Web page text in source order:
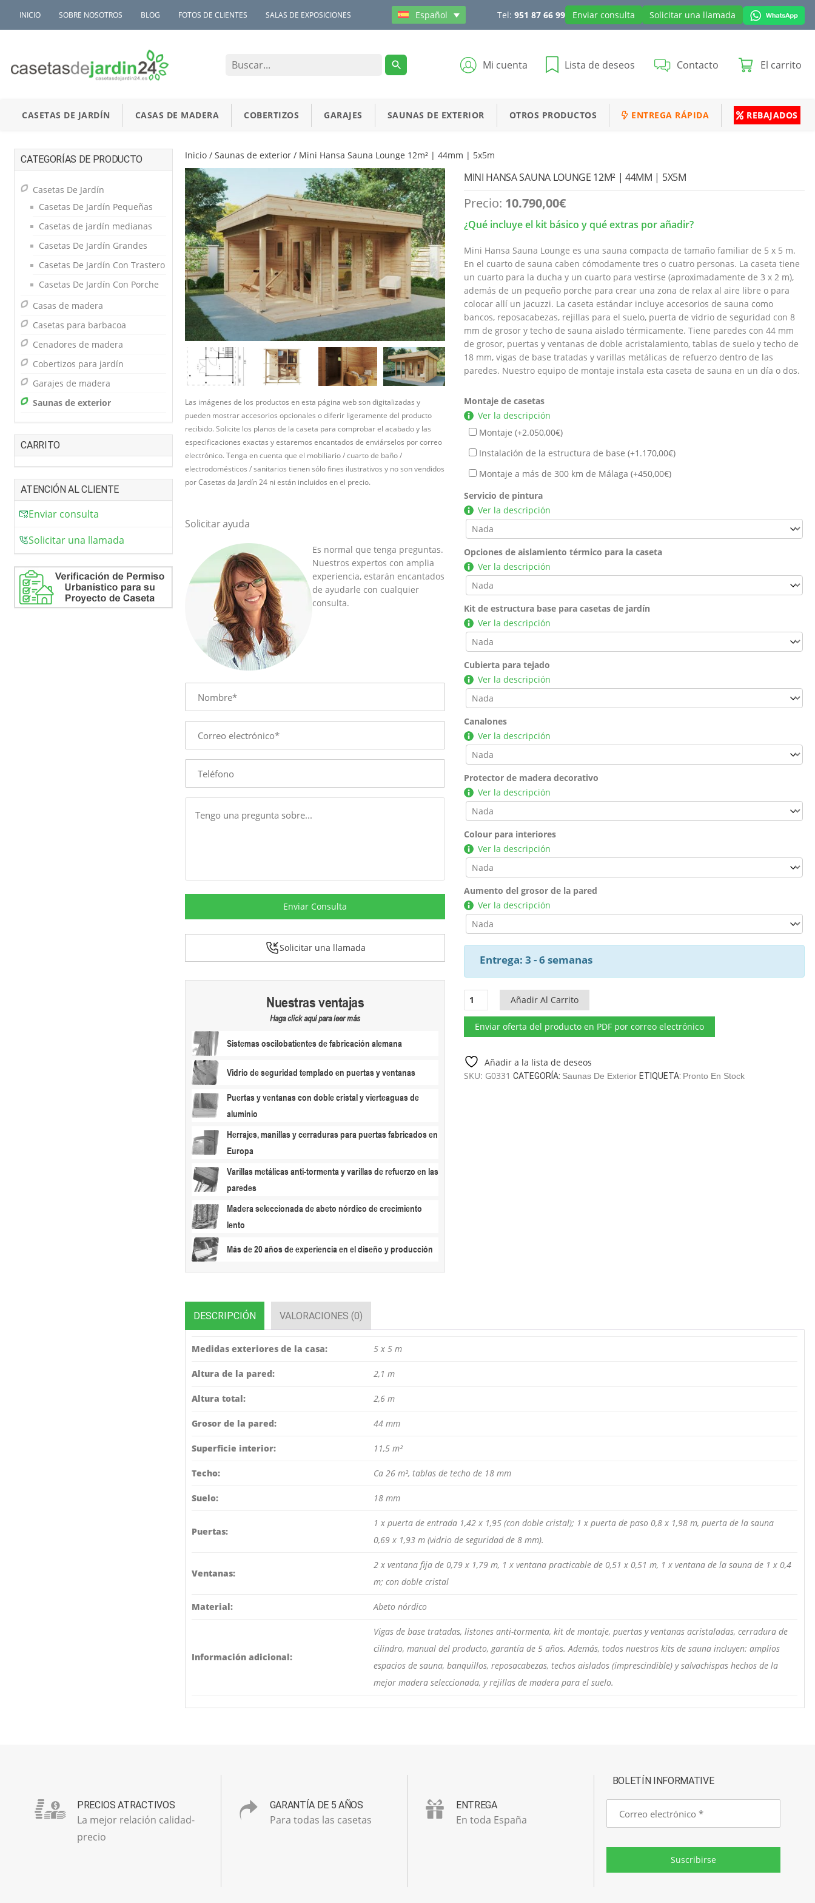
INICIO SOBRE NOSOTROS BLOG FOTOS DE CLIENTES SALAS DE EXPOSICIONES Español Tel: 951 87 66 99 Enviar consulta Solicitar una llamada
Mi cuenta Lista de deseos Contacto El carrito
CASETAS DE JARDÍN CASAS DE MADERA COBERTIZOS GARAJES SAUNAS DE EXTERIOR OTROS PRODUCTOS ENTREGA RÁPIDA REBAJADOS
Inicio /Saunas de exterior / Mini Hansa Sauna Lounge 12m² | 44mm | 5x5m
Las imágenes de los productos en esta página web son digitalizadas y
pueden mostrar accesorios opcionales o diferir ligeramente del producto
recibido. Solicite los planos de la caseta para comprobar el acabado y las
especificaciones exactas y estaremos encantados de enviárselos por correo
electrónico. Tenga en cuenta que el mobiliario / cuarto de baño /
electrodomésticos / sanitarios tienen sólo fines ilustrativos y no son vendidos
por Casetas da Jardín 24 ni están incluidos en el precio.
Solicitar ayuda
Es normal que tenga preguntas.
Nuestros expertos con amplia
experiencia, estarán encantados
de ayudarle con cualquier
consulta.
Name
E-
mail
Phone
Message
Enviar Consulta
Solicitar una llamada
Nuestras ventajas
Haga click aquí para leer más
Sistemas oscilobatientes de fabricación alemana
Vidrio de seguridad templado en puertas y ventanas
Puertas y ventanas con doble cristal y vierteaguas de
aluminio
Herrajes, manillas y cerraduras para puertas fabricados en
Europa
Varillas metálicas anti-tormenta y varillas de refuerzo en las
paredes
Madera seleccionada de abeto nórdico de crecimiento
lento
Más de 20 años de experiencia en el diseño y producción
MINI HANSA SAUNA LOUNGE 12M² | 44MM | 5X5M
Precio: 10.790,00€
¿Qué incluye el kit básico y qué extras por añadir?
Mini Hansa Sauna Lounge es una sauna compacta de tamaño familiar de 5 x 5 m.
En el cuarto de sauna caben cómodamente tres o cuatro personas. La caseta tiene
un cuarto para la ducha y un cuarto para vestirse (aproximadamente de 3 x 2 m),
además de un pequeño porche para crear una zona de relax al aire libre o para
colocar allí un jacuzzi. La caseta estándar incluye accesorios de sauna como
bancos, reposacabezas, rejillas para el suelo, puerta de vidrio de seguridad con 8
mm de grosor y techo de sauna aislado térmicamente. Tiene paredes con 44 mm
de grosor, puertas y ventanas de doble acristalamiento, tablas de suelo y techo de
18 mm, vigas de base tratadas y varillas metálicas de refuerzo dentro de las
paredes. Nuestro equipo de montaje instala esta caseta de sauna en un día o dos.
Montaje de casetas
Ver la descripción
Montaje (+2.050,00€)
Instalación de la estructura de base (+1.170,00€)
Montaje a más de 300 km de Málaga (+450,00€)
Servicio de pintura
Ver la descripción
Opciones de aislamiento térmico para la caseta
Ver la descripción
Kit de estructura base para casetas de jardín
Ver la descripción
Cubierta para tejado
Ver la descripción
Canalones
Ver la descripción
Protector de madera decorativo
Ver la descripción
Colour para interiores
Ver la descripción
Aumento del grosor de la pared
Ver la descripción
Entrega: 3 - 6 semanas
Mini
Hansa
Sauna
Lounge
|
44mm
Añadir Al Carrito
Enviar oferta del producto en PDF por correo electrónico
Añadir a la lista de deseos
SKU: G0331 CATEGORÍA: Saunas De Exterior ETIQUETA: Pronto En Stock
DESCRIPCIÓN VALORACIONES (0)
Medidas exteriores de la casa: 5 x 5 m
Altura de la pared: 2,1 m
Altura total: 2,6 m
Grosor de la pared: 44 mm
Superficie interior: 11,5 m²
Techo: Ca 26 m², tablas de techo de 18 mm
Suelo: 18 mm
Puertas:
1 x puerta de entrada 1,42 x 1,95 (con doble cristal); 1 x puerta de paso 0,8 x 1,98 m, puerta de la sauna
0,69 x 1,93 m (vidrio de seguridad de 8 mm).
Ventanas:
2 x ventana fija de 0,79 x 1,79 m, 1 x ventana practicable de 0,51 x 0,51 m, 1 x ventana de la sauna de 1 x 0,4
m; con doble cristal
Material: Abeto nórdico
Información adicional:
Vigas de base tratadas, listones anti-tormenta, kit de montaje, puertas y ventanas acristaladas, cerradura de
cilindro, manual del producto, garantía de 5 años. Además, todos nuestros kits de sauna incluyen: amplios
espacios de sauna, banquillos, reposacabezas, techos aislados (imprescindible) y salvachispas hechos de la
mejor madera seleccionada, y rejillas de madera para el suelo.
CATEGORÍAS DE PRODUCTO
Casetas De Jardín
Casetas De Jardín Pequeñas
Casetas de jardín medianas
Casetas De Jardín Grandes
Casetas De Jardín Con Trastero
Casetas De Jardín Con Porche
Casas de madera
Casetas para barbacoa
Cenadores de madera
Cobertizos para jardín
Garajes de madera
Saunas de exterior
CARRITO
ATENCIÓN AL CLIENTE
Enviar consulta
Solicitar una llamada
PRECIOS ATRACTIVOS
La mejor relación calidad-
precio
GARANTÍA DE 5 AÑOS
Para todas las casetas
ENTREGA
En toda España
BOLETÍN INFORMATIVE
Correo
electrónico
Suscribirse